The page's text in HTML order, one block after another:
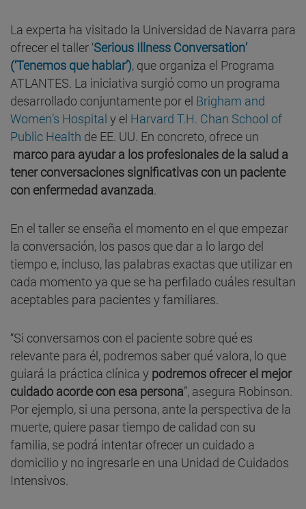
La experta ha visitado la Universidad de Navarra para
ofrecer el taller ‘Serious Illness Conversation’
(‘Tenemos que hablar’), que organiza el Programa
ATLANTES. La iniciativa surgió como un programa
desarrollado conjuntamente por el Brigham and
Women’s Hospital y el Harvard T.H. Chan School of
Public Health de EE. UU. En concreto, ofrece un
marco para ayudar a los profesionales de la salud a
tener conversaciones significativas con un paciente
con enfermedad avanzada.
En el taller se enseña el momento en el que empezar
la conversación, los pasos que dar a lo largo del
tiempo e, incluso, las palabras exactas que utilizar en
cada momento ya que se ha perfilado cuáles resultan
aceptables para pacientes y familiares.
“Si conversamos con el paciente sobre qué es
relevante para él, podremos saber qué valora, lo que
guiará la práctica clínica y podremos ofrecer el mejor
cuidado acorde con esa persona”, asegura Robinson.
Por ejemplo, si una persona, ante la perspectiva de la
muerte, quiere pasar tiempo de calidad con su
familia, se podrá intentar ofrecer un cuidado a
domicilio y no ingresarle en una Unidad de Cuidados
Intensivos.